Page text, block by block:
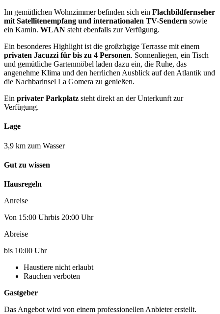
Im gemütlichen Wohnzimmer befinden sich ein Flachbildfernseher
mit Satellitenempfang und internationalen TV-Sendern sowie
ein Kamin. WLAN steht ebenfalls zur Verfügung.
Ein besonderes Highlight ist die großzügige Terrasse mit einem
privaten Jacuzzi für bis zu 4 Personen. Sonnenliegen, ein Tisch
und gemütliche Gartenmöbel laden dazu ein, die Ruhe, das
angenehme Klima und den herrlichen Ausblick auf den Atlantik und
die Nachbarinsel La Gomera zu genießen.
Ein privater Parkplatz steht direkt an der Unterkunft zur
Verfügung.
Lage
3,9 km zum Wasser
Gut zu wissen
Hausregeln
Anreise
Von 15:00 Uhrbis 20:00 Uhr
Abreise
bis 10:00 Uhr
Haustiere nicht erlaubt
Rauchen verboten
Gastgeber
Das Angebot wird von einem professionellen Anbieter erstellt.